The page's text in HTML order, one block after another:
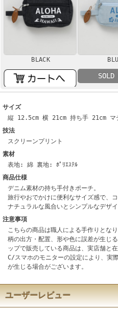
BLACK
SOLD
サイズ
縦 12.5cm 横 21cm 持ち手 21cm マ
技法
スクリーンプリント
素材
表地: 綿 裏地: ﾎﾟﾘｴｽﾃﾙ
商品仕様
デニム素材の持ち手付きポーチ。
旅行やおでかけに便利なサイズ感で、
ナチュラルな風合いとシンプルなデザイ
注意事項
こちらの商品は職人による手作りとな
柄の出方・配置、形や色に誤差が生じ
ップで販売している商品は、実店舗と
C/スマホのモニターの設定により、実
が生じる場合がございます。
ユーザーレビュー